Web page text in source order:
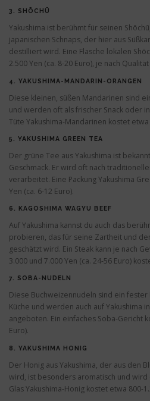
3. SHŌCHŪ
Yakushima ist berühmt für seinen
japanischen Schnaps, der hier aus
destilliert wird. Eine Flasche lokalen
2.500 Yen (ca. 8-20 Euro), je nach
4. YAKUSHIMA-MANDARIN-ORANGEN
Diese kleinen, süßen Mandarinen sind
und werden oft als frischer Snack oder
Tüte Yakushima-Mandarinen kostet etwa
5. YAKUSHIMA GREEN TEA
Der grüne Tee aus Yakushima ist
Geschmack. Er wird oft nach
verarbeitet. Eine Packung Yakushima
Yen (ca. 6-12 Euro).
6. KAGOSHIMA WAGYU BEEF
Auf Yakushima kannst du auch das
probieren, das für seine Zartheit und
geschätzt wird. Ein Steak kann je nach
3.000 und 7.000 Yen (ca. 24-56 Euro)
7. SOBA-NUDELN
Diese Buchweizennudeln sind ein
Küche und werden auch auf Yakushima
angeboten. Ein einfaches Soba-Gericht
Euro).
8. YAKUSHIMA HONIG
Der Honig aus Yakushima, der aus den
wird, ist besonders aromatisch und wird
Glas Yakushima-Honig kostet etwa 800-